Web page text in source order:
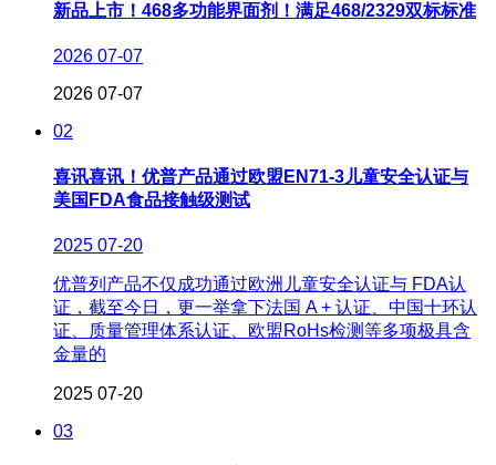
新品上市！468多功能界面剂！满足468/2329双标标准
2026 07-07
2026 07-07
02
喜讯喜讯！优普产品通过欧盟EN71-3儿童安全认证与
美国FDA食品接触级测试
2025 07-20
优普列产品不仅成功通过欧洲儿童安全认证与 FDA认
证，截至今日，更一举拿下法国 A + 认证、中国十环认
证、质量管理体系认证、欧盟RoHs检测等多项极具含
金量的
2025 07-20
03